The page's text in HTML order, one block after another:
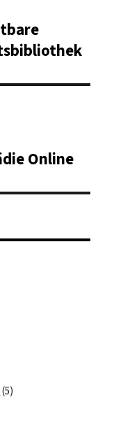
Online
(5)